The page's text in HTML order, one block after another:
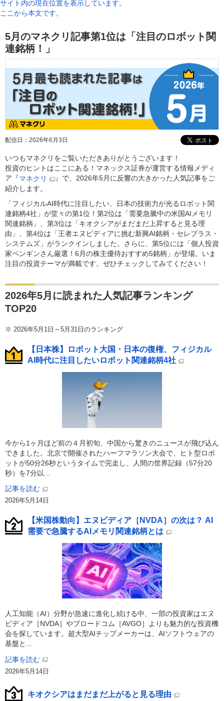
サイト内の現在位置を表示しています。
ここから本文です。
5月のマネクリ記事第1位は「注目のロボット関
連銘柄！」
配信日： 2026年6月3日
いつもマネクリをご覧いただきありがとうございます！
投資のヒントはここにある！マネックス証券が運営する情報メディ
ア『マネクリ
』で、2026年5月に反響の大きかった人気記事をご
紹介します。
「フィジカルAI時代に注目したい、日本の技術力が光るロボット関
連銘柄4社」が堂々の第1位！第2位は「需要急騰中の米国AIメモリ
関連銘柄」、第3位は「キオクシアがまだまだ上昇すると見る理
由」、第4位は「王者エヌビディアに挑む新興AI銘柄・セレブラス・
システムズ」がランクインしました。さらに、第5位には「個人投資
家ペンギンさん厳選！6月の株主優待おすすめ5銘柄」が登場。いま
注目の投資テーマが満載です。ぜひチェックしてみてください！
2026年5月に読まれた人気記事ランキング
TOP20
※ 2026年5月1日～5月31日のランキング
【日本株】ロボット大国・日本の復権、フィジカル
AI時代に注目したいロボット関連銘柄4社
今から1ヶ月ほど前の４月初旬、中国から驚きのニュースが飛び込ん
できました。北京で開催されたハーフマラソン大会で、ヒト型ロボ
ットが50分26秒というタイムで完走し、人間の世界記録（57分20
秒）を7分以...
記事を読む
2026年5月14日
【米国株動向】エヌビディア［NVDA］の次は？ AI
需要で急騰するAIメモリ関連銘柄とは
人工知能（AI）分野が急速に進化し続ける中、一部の投資家はエヌ
ビディア［NVDA］やブロードコム［AVGO］よりも魅力的な投資機
会を探しています。超大型AIチップメーカーは、AIソフトウェアの
基盤と...
記事を読む
2026年5月14日
キオクシアはまだまだ上がると見る理由